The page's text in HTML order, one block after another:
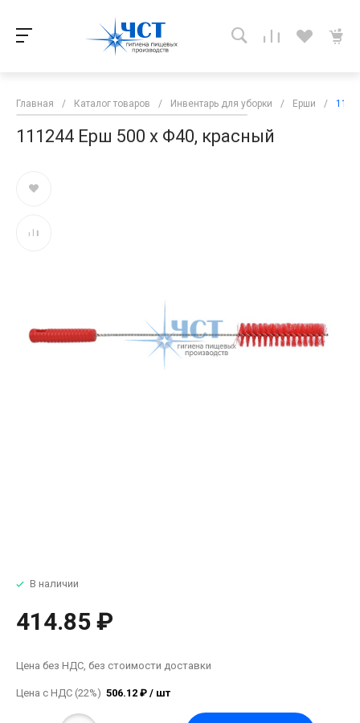
Главная / Каталог товаров / Инвентарь для уборки / Ерши /
111244 Ерш 500 x Φ40, красный
В наличии
414.85 ₽
Цена без НДС, без стоимости доставки
Цена с НДС (22%) 506.12 ₽ / шт